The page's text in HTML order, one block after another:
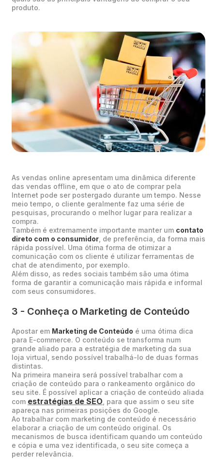
produto.
As vendas online apresentam uma dinâmica diferente
das vendas offline, em que o ato de comprar pela
Internet pode ser postergado durante um tempo. Nesse
meio tempo, o cliente geralmente faz uma série de
pesquisas, procurando o melhor lugar para realizar a
compra.
Também é extremamente importante manter um contato
direto com o consumidor , de preferência, da forma mais
rápida possível. Uma ótima forma de otimizar a
comunicação com os cliente é utilizar ferramentas de
chat de atendimento, por exemplo.
Além disso, as redes sociais também são uma ótima
forma de garantir a comunicação mais rápida e informal
com seus consumidores.
3 - Conheça o Marketing de Conteúdo
Apostar em Marketing de Conteúdo é uma ótima dica
para E-commerce. O conteúdo se transforma num
grande aliado para a estratégia de marketing da sua
loja virtual, sendo possível trabalhá-lo de duas formas
distintas.
Na primeira maneira será possível trabalhar com a
criação de conteúdo para o rankeamento orgânico do
seu site. É possível aplicar a criação de conteúdo aliada
com estratégias de SEO , para que assim o seu site
apareça nas primeiras posições do Google.
Ao trabalhar com marketing de conteúdo é necessário
elaborar a criação de um conteúdo original. Os
mecanismos de busca identificam quando um conteúdo
e cópia e uma vez identificada, o seu site começa a
perder relevância.